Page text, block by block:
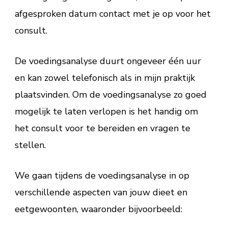
afgesproken datum contact met je op voor het
consult.
De voedingsanalyse duurt ongeveer één uur
en kan zowel telefonisch als in mijn praktijk
plaatsvinden. Om de voedingsanalyse zo goed
mogelijk te laten verlopen is het handig om
het consult voor te bereiden en vragen te
stellen.
We gaan tijdens de voedingsanalyse in op
verschillende aspecten van jouw dieet en
eetgewoonten, waaronder bijvoorbeeld: